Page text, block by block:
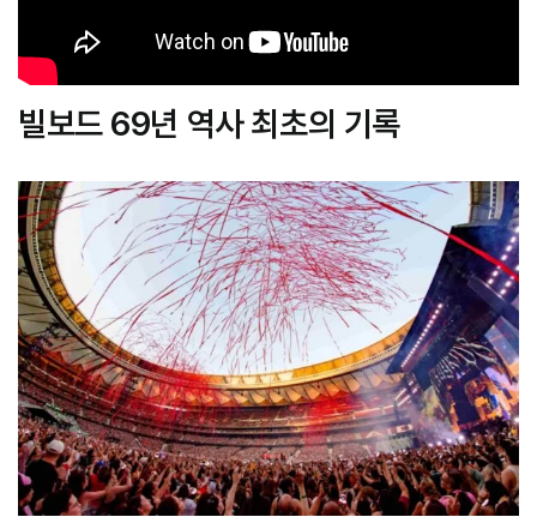
빌보드 69년 역사 최초의 기록